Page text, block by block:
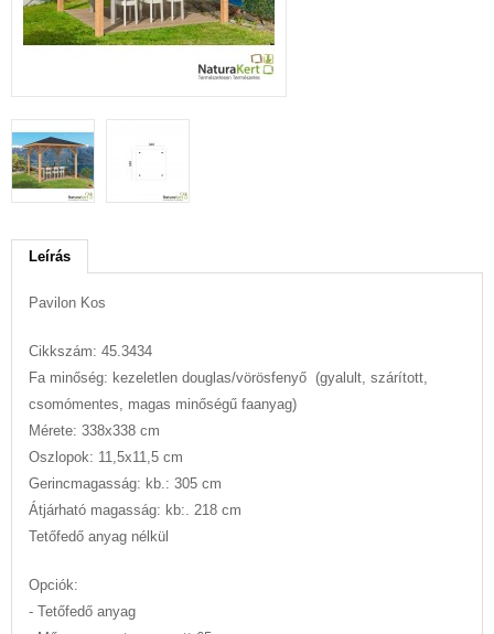
Leírás
Pavilon Kos
Cikkszám: 45.3434
Fa minőség: kezeletlen douglas/vörösfenyő (gyalult, szárított,
csomómentes, magas minőségű faanyag)
Mérete: 338x338 cm
Oszlopok: 11,5x11,5 cm
Gerincmagasság: kb.: 305 cm
Átjárható magasság: kb:. 218 cm
Tetőfedő anyag nélkül
Opciók:
- Tetőfedő anyag